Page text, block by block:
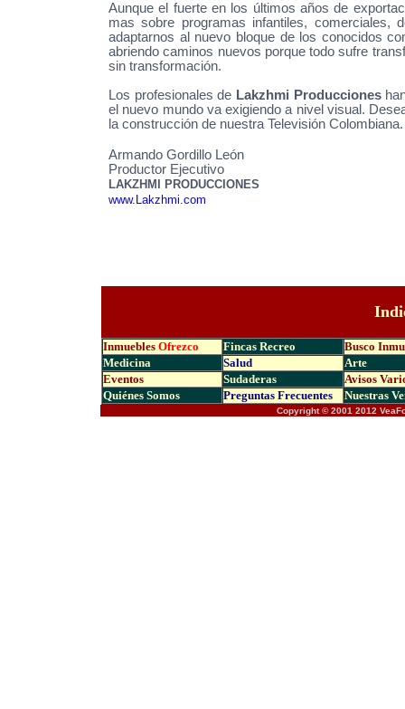
Aunque el fuerte en los últimos años de
mas sobre programas infantiles, comerciales,
adaptarnos al nuevo bloque de los conocidos
abriendo caminos nuevos porque todo sufre
sin transformación.
Los profesionales de Lakzhmi Producciones
el nuevo mundo va exigiendo a nivel visual.
la construcción de nuestra Televisión Colombiana.
Armando Gordillo León
Productor Ejecutivo
LAKZHMI PRODUCCIONES
www.Lakzhmi.com
Inmuebles Ofrezco Fincas Recreo
Busco
Medicina
Salud
Arte
Eventos
Sudaderas
Avisos
Quiénes Somos
Preguntas Frecuentes Nuestras
Copyright © 2001 2012